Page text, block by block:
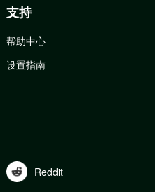
支持
帮助中心
设置指南
Reddit